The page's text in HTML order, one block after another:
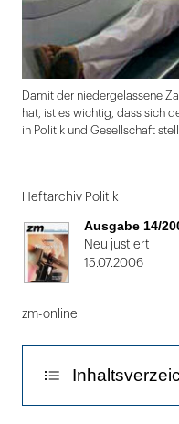
Damit der niedergelassene
hat, ist es wichtig, dass sich
in Politik und Gesellschaft
1
von
2
Heftarchiv Politik
Ausgabe 14/
Neu justiert
15.07.2006
zm-online